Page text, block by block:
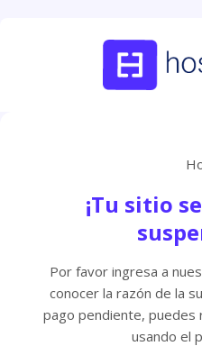
¡Tu sitio
Por favor ingresa a
conocer la razón de la
pago pendiente, puedes
usando el